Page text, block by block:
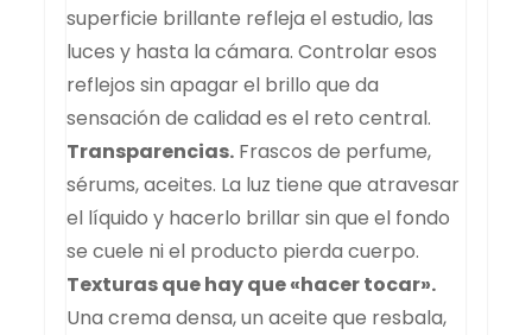
superficie brillante refleja el estudio, las
luces y hasta la cámara. Controlar esos
reflejos sin apagar el brillo que da
sensación de calidad es el reto central.
Transparencias. Frascos de perfume,
sérums, aceites. La luz tiene que atravesar
el líquido y hacerlo brillar sin que el fondo
se cuele ni el producto pierda cuerpo.
Texturas que hay que «hacer tocar».
Una crema densa, un aceite que resbala,